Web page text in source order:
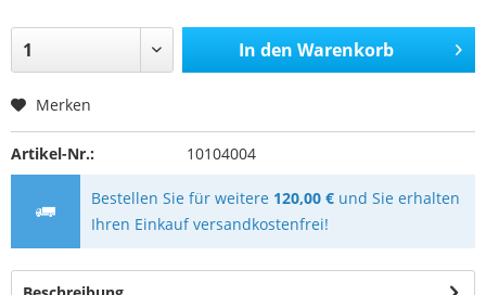
In den Warenkorb
Merken
Artikel-Nr.: 10104004
Bestellen Sie für weitere 120,00 € und Sie erhalten
Ihren Einkauf versandkostenfrei!